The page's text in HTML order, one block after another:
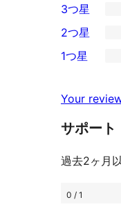
星
レ
ビ
ー
4-
星
レ
ュ
ー
1
3-
星
ビ
ュ
3つ星
2-
レ
ビ
ー
2つ星
星
レ
ュ
ー
1つ星
Your
サポート
過去2ヶ月
0 / 1